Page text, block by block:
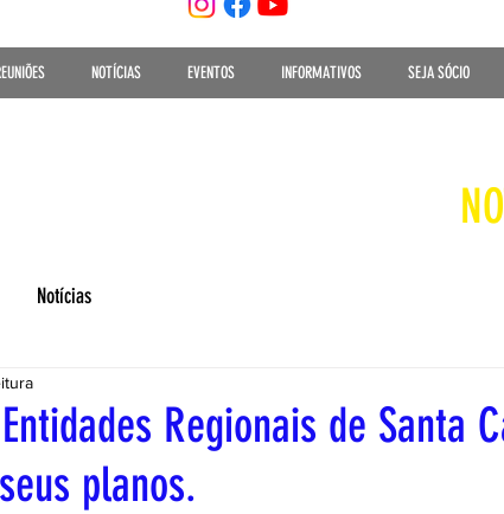
NOTÍCIAS EVENTOS INFORMATIVOS SEJA SÓCIO
Notícias
Regionais de Santa
planos.